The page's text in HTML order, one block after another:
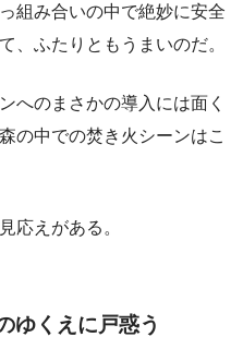
組み合いの中で絶妙に安全
、ふたりともうまいのだ。
へのまさかの導入には面く
の中での焚き火シーンはこ
応えがある。
ゆくえに戸惑う